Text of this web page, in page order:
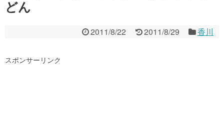
どん
2011/8/22 2011/8/29 香川
スポンサーリンク